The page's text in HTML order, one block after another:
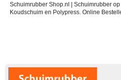
Schuimrubber Shop.nl | Schuimrubber
Koudschuim en Polypress. Online